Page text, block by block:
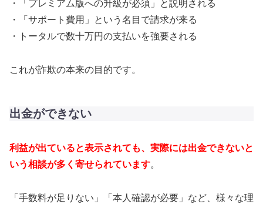
・「プレミアム版への升級が必須」と説明される
・「サポート費用」という名目で請求が来る
・トータルで数十万円の支払いを強要される
これが詐欺の本来の目的です。
出金ができない
利益が出ていると表示されても、実際には出金できないと
いう相談が多く寄せられています。
「手数料が足りない」「本人確認が必要」など、様々な理